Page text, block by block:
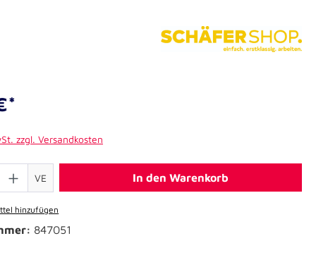
zzgl. Versandkosten
VE In den Warenkorb
hinzufügen
847051